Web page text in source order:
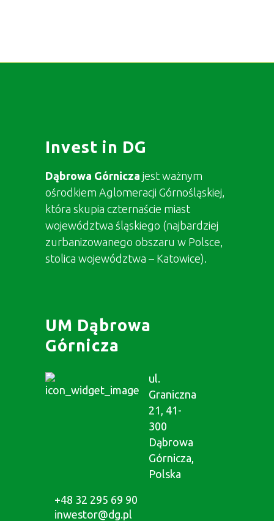
Invest in DG
Dąbrowa Górnicza jest ważnym
ośrodkiem Aglomeracji Górnośląskiej,
która skupia czternaście miast
województwa śląskiego (najbardziej
zurbanizowanego obszaru w Polsce,
stolica województwa – Katowice).
UM Dąbrowa
Górnicza
ul.
Graniczna
21, 41-
300
Dąbrowa
Górnicza,
Polska
+48 32 295 69 90
inwestor@dg.pl